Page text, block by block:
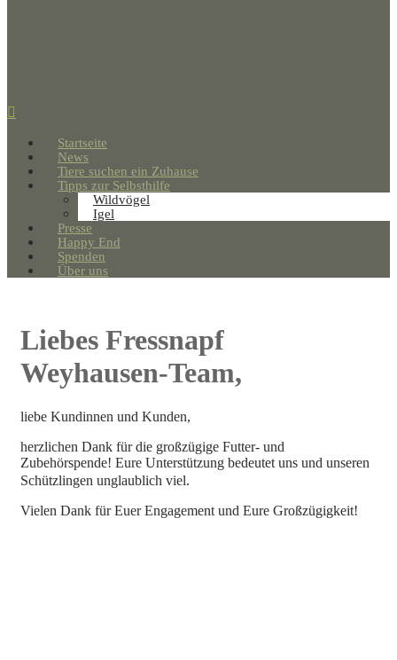
Startseite
News
Tiere suchen ein Zuhause
Tipps zur Selbsthilfe
Wildvögel
Igel
Presse
Happy End
Spenden
Über uns
Liebes Fressnapf
Weyhausen-Team,
liebe Kundinnen und Kunden,
herzlichen Dank für die großzügige Futter- und
Zubehörspende! Eure Unterstützung bedeutet uns und unseren
Schützlingen unglaublich viel.
Vielen Dank für Euer Engagement und Eure Großzügigkeit!